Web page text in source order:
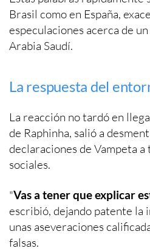
Brasil como en España,
especulaciones acerca de
Arabia Saudí.
La respuesta del
La reacción no tardó en
de Raphinha, salió a
declaraciones de Vampeta a
sociales.
"Vas a tener que explicar
escribió, dejando patente la
unas aseveraciones
falsas.